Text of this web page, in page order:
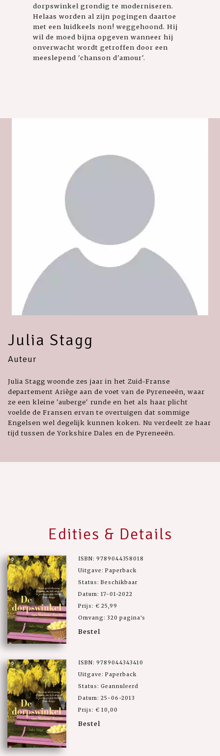
dorpswinkel grondig te moderniseren.
Helaas worden al zijn pogingen daartoe
met een luidkeels non! weggehoond. Hij
wil de moed bijna opgeven wanneer hij
onverwacht wordt getroffen door een
meeslepend 'chanson d'amour'.
Julia Stagg
Auteur
Julia Stagg woonde zes jaar in het Zuid-Franse
departement Ariège aan de voet van de Pyreneeën, waar
ze een kleine 'auberge' runde en het als haar plicht
voelde de Fransen ervan te overtuigen dat sommige
Engelsen wel degelijk kunnen koken. Nu verdeelt ze haar
tijd tussen de Yorkshire Dales en de Pyreneeën.
Edities & Details
ISBN: 9789044358018
Uitgave: Paperback
Status: Beschikbaar
Datum: 17-01-2022
Prijs: € 25,99
Omvang: 320 pagina's
Bestel
ISBN: 9789044343410
Uitgave: Paperback
Status: Geannuleerd
Datum: 25-06-2013
Prijs: € 10,00
Bestel